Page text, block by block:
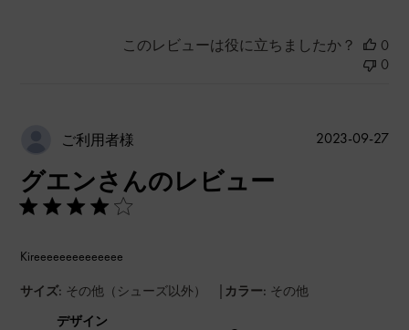
このレビューは役に立ちましたか？
0
0
ご利用者様
グエンさんのレビュー
Kireeeeeeeeeeeeee
サイズ: その他（シューズ以外） | カラー: その他
デザイン
公
2023-09-27